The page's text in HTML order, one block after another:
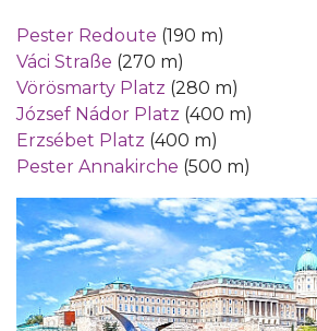
Pester Redoute (190 m)
Váci Straße (270 m)
Vörösmarty Platz (280 m)
József Nádor Platz (400 m)
Erzsébet Platz (400 m)
Pester Annakirche (500 m)